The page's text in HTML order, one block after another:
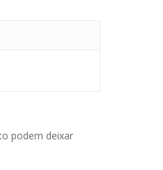
podem deixar